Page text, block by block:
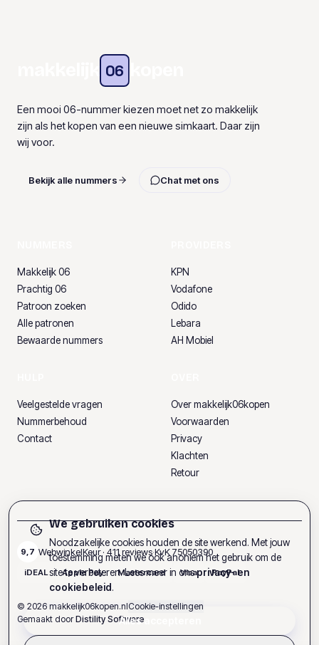
06
Een mooi 06-nummer kiezen moet net zo makkelijk
zijn als het kopen van een nieuwe simkaart. Daar zijn
wij voor.
Bekijk alle nummers Chat met ons
Makkelijk 06
Prachtig 06
Patroon zoeken
Alle patronen
Bewaarde nummers
KPN
Vodafone
Odido
Lebara
AH Mobiel
Veelgestelde vragen
Nummerbehoud
Contact
Over makkelijk06kopen
Voorwaarden
Privacy
Klachten
Retour
9,7 WebwinkelKeur · 411reviews·KvK75050390
iDEAL Apple Pay Mastercard Visa PayPal
© 2026 makkelijk06kopen.nlCookie-instellingen
Gemaakt door Distility Software
We gebruiken cookies
Noodzakelijke cookies houden de site werkend. Met jouw
toestemming meten we ook anoniem het gebruik om de
site te verbeteren. Lees meer in onsprivacy- en
cookiebeleid.
Alles accepteren